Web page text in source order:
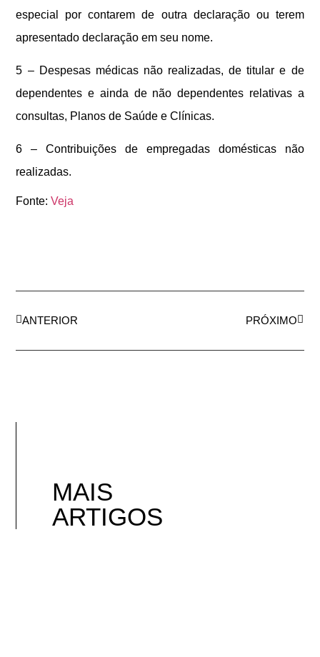
especial por contarem de outra declaração ou terem
apresentado declaração em seu nome.
5 – Despesas médicas não realizadas, de titular e de
dependentes e ainda de não dependentes relativas a
consultas, Planos de Saúde e Clínicas.
6 – Contribuições de empregadas domésticas não
realizadas.
Fonte:Veja
ANTERIOR PRÓXIMO
MAIS
ARTIGOS